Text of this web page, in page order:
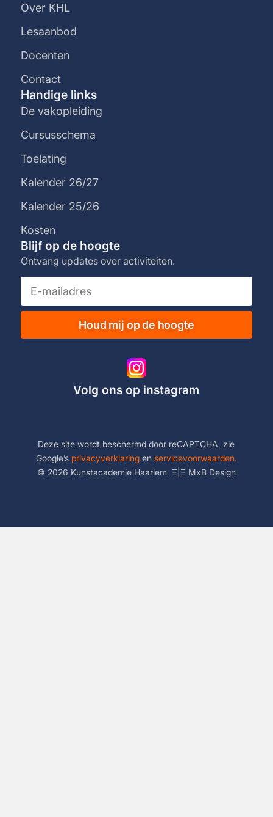
Over KHL
Lesaanbod
Docenten
Contact
Handige links
De vakopleiding
Cursusschema
Toelating
Kalender 26/27
Kalender 25/26
Kosten
Blijf op de hoogte
Ontvang updates over activiteiten.
Houd mij op de hoogte
Volg ons op instagram
Deze site wordt beschermd door reCAPTCHA, zie
Google’s privacyverklaringen servicevoorwaarden.
© 2026 Kunstacademie Haarlem Ξ|Ξ MxB Design